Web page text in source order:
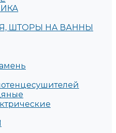
ШТОРЫ НА ВАННЫ